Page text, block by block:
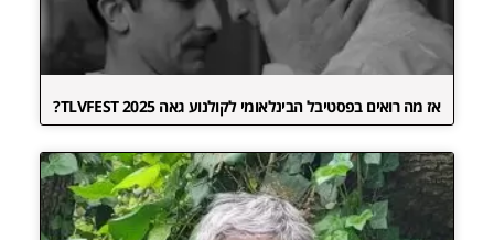
אז מה רואים בפסטיבל הבינלאומי לקולנוע גאה TLVFEST 2025?